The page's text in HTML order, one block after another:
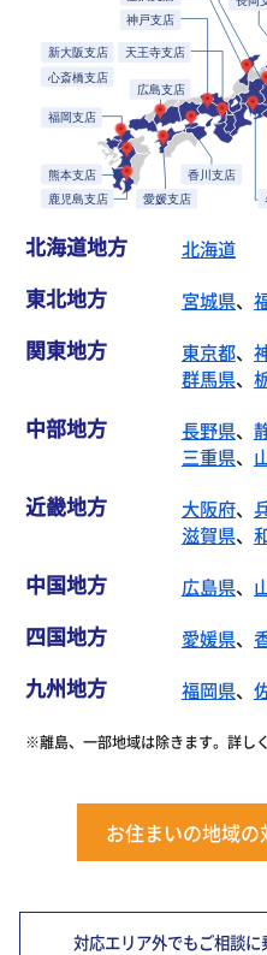
北海道地方 北海道
東北地方 宮城県、
関東地方 東京都、
群馬県、
中部地方 長野県、
三重県、
近畿地方 大阪府、
滋賀県、
中国地方 広島県、
四国地方 愛媛県、
九州地方 福岡県、
※離島、一部地域は除きます。詳し
お住まいの地域
対応エリア外でもご相談に